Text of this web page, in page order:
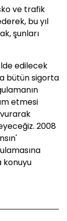
ve trafik
bu yıl
şunları
edilecek
bütün sigorta
etmesi
2008
konuyu